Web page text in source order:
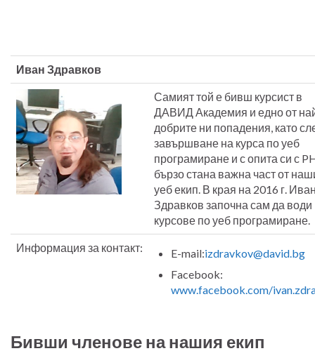
Иван Здравков
Самият той е бивш курсист в
ДАВИД Академия и едно от
добрите ни попадения, като
завършване на курса по уеб
програмиране и с опита си с
бързо стана важна част от
уеб екип. В края на 2016 г.
Здравков започна сам да води
курсове по уеб програмиране.
Информация за контакт: E-mail:izdravkov@david.bg
Facebook:
www.facebook.com/
Бивши членове на нашия екип